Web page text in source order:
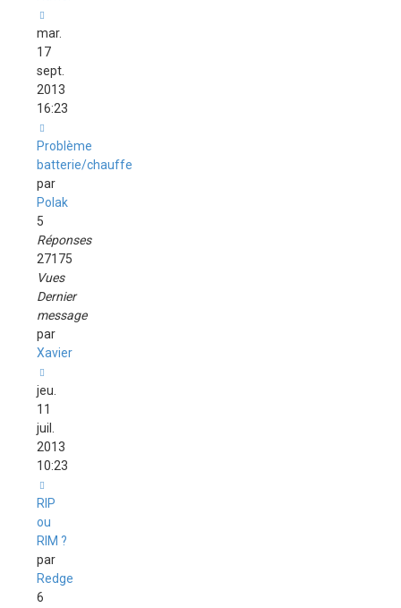
mar.
17
sept.
2013
16:23
Problème
batterie/chauffe
par
Polak
5
Réponses
27175
Vues
Dernier
message
par
Xavier
jeu.
11
juil.
2013
10:23
RIP
ou
RIM ?
par
Redge
6